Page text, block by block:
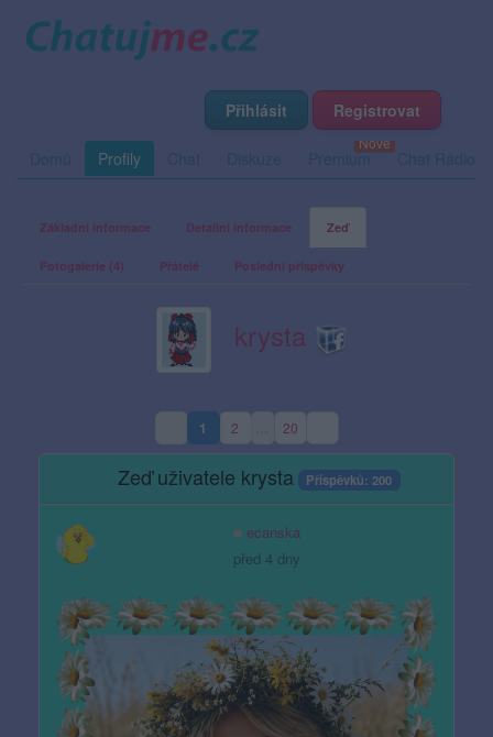
Přihlásit Registrovat
Domů Profily Chat Diskuze Premium Chat Rádio
Základní informace Detailní informace Zeď
Fotogalerie (4) Přátelé Poslední příspěvky
krysta
1(aktuální strana)
2 20
Zeď uživatele krysta Příspěvků: 200
ecanska
před 4 dny